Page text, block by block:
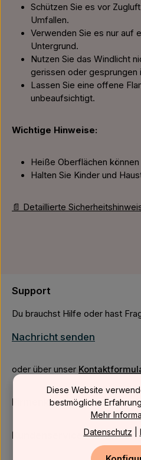
Schützen Sie es vor
Umfallen.
Verwenden Sie es nur auf
Untergrund.
Nutzen Sie das Windlicht
gerissen oder gesprungen
Lassen Sie eine offene
unbeaufsichtigt.
Wichtige Hinweise:
Heiße Oberflächen
Halten Sie Kinder und
📄 Detaillierte
Support
Du brauchst Hilfe oder hast
Nachricht senden
oder über unser
Firmenkunden
Kundenservice
Diese Website
bestmögliche
Mehr
Datenschutz